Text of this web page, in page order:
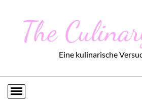
The
Eine kulinarische